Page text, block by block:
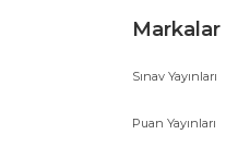
Markalar
Sınav Yayınları
Puan Yayınları